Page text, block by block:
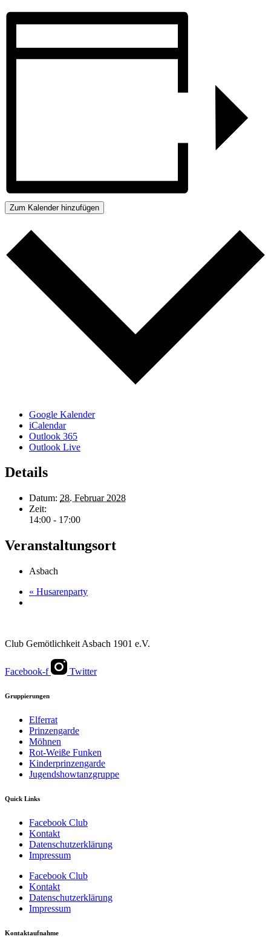
Zum Kalender hinzufügen
Google Kalender
iCalendar
Outlook 365
Outlook Live
Details
Datum: 28. Februar 2028
Zeit:
14:00 - 17:00
Veranstaltungsort
Asbach
« Husarenparty
Club Gemötlichkeit Asbach 1901 e.V.
Facebook-f Twitter
Gruppierungen
Elferrat
Prinzengarde
Möhnen
Rot-Weiße Funken
Kinderprinzengarde
Jugendshowtanzgruppe
Quick Links
Facebook Club
Kontakt
Datenschutzerklärung
Impressum
Facebook Club
Kontakt
Datenschutzerklärung
Impressum
Kontaktaufnahme